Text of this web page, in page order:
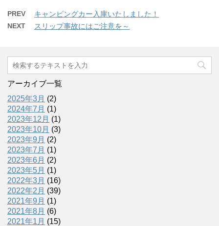
PREV キャンピングカー入庫いたしました！
NEXT スリップ事故にはご注意を～
アーカイブ一覧
2025年3月 (2)
2024年7月 (1)
2023年12月 (1)
2023年10月 (3)
2023年9月 (2)
2023年7月 (1)
2023年6月 (2)
2023年5月 (1)
2022年3月 (16)
2022年2月 (39)
2021年9月 (1)
2021年8月 (6)
2021年1月 (15)